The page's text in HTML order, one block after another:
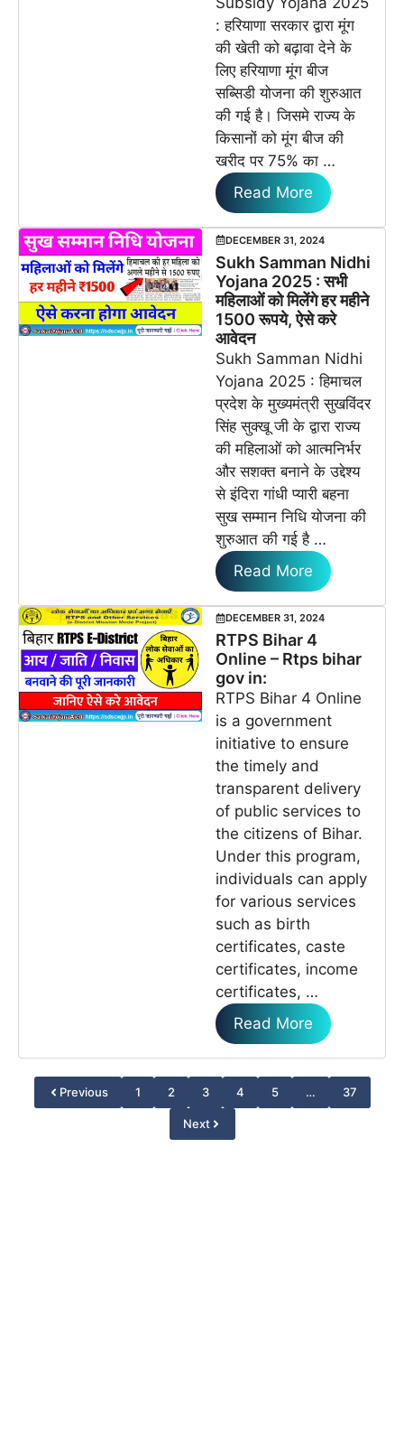
: हरियाणा सरकार द्वारा मूंग
की खेती को बढ़ावा देने के
लिए हरियाणा मूंग बीज
सब्सिडी योजना की शुरुआत
की गई है। जिसमे राज्य के
किसानों को मूंग बीज की
खरीद पर 75% का …
Read More
DECEMBER 31, 2024
Sukh Samman Nidhi
Yojana 2025 : सभी
महिलाओं को मिलेंगे हर महीने
1500 रूपये, ऐसे करे
आवेदन
Sukh Samman Nidhi
Yojana 2025 : हिमाचल
प्रदेश के मुख्यमंत्री सुखविंदर
सिंह सुक्खू जी के द्वारा राज्य
की महिलाओं को आत्मनिर्भर
और सशक्त बनाने के उद्देश्य
से इंदिरा गांधी प्यारी बहना
सुख सम्मान निधि योजना की
शुरुआत की गई है …
Read More
DECEMBER 31, 2024
RTPS Bihar 4
Online – Rtps bihar
gov in:
RTPS Bihar 4 Online
is a government
initiative to ensure
the timely and
transparent delivery
of public services to
the citizens of Bihar.
Under this program,
individuals can apply
for various services
such as birth
certificates, caste
certificates, income
certificates, …
Read More
Previous 1 2 3 4 5 … 37
Next